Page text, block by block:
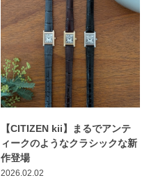
【CITIZEN kii】まるでアンテ
ィークのようなクラシックな新
作登場
2026.02.02